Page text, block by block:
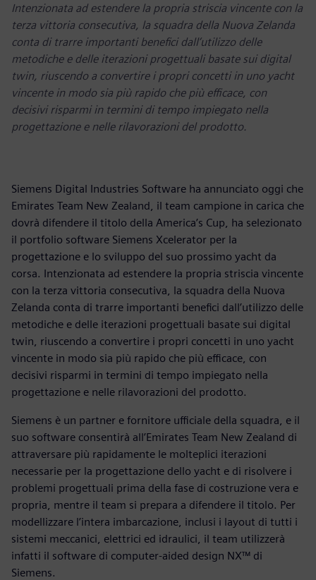
Intenzionata ad estendere la propria striscia vincente con la
terza vittoria consecutiva, la squadra della Nuova Zelanda
conta di trarre importanti benefici dall’utilizzo delle
metodiche e delle iterazioni progettuali basate sui digital
twin, riuscendo a convertire i propri concetti in uno yacht
vincente in modo sia più rapido che più efficace, con
decisivi risparmi in termini di tempo impiegato nella
progettazione e nelle rilavorazioni del prodotto.
Siemens Digital Industries Software ha annunciato oggi che
Emirates Team New Zealand, il team campione in carica che
dovrà difendere il titolo della America’s Cup, ha selezionato
il portfolio software Siemens Xcelerator per la
progettazione e lo sviluppo del suo prossimo yacht da
corsa. Intenzionata ad estendere la propria striscia vincente
con la terza vittoria consecutiva, la squadra della Nuova
Zelanda conta di trarre importanti benefici dall’utilizzo delle
metodiche e delle iterazioni progettuali basate sui digital
twin, riuscendo a convertire i propri concetti in uno yacht
vincente in modo sia più rapido che più efficace, con
decisivi risparmi in termini di tempo impiegato nella
progettazione e nelle rilavorazioni del prodotto.
Siemens è un partner e fornitore ufficiale della squadra, e il
suo software consentirà all’Emirates Team New Zealand di
attraversare più rapidamente le molteplici iterazioni
necessarie per la progettazione dello yacht e di risolvere i
problemi progettuali prima della fase di costruzione vera e
propria, mentre il team si prepara a difendere il titolo. Per
modellizzare l’intera imbarcazione, inclusi i layout di tutti i
sistemi meccanici, elettrici ed idraulici, il team utilizzerà
infatti il software di computer-aided design NX™ di
Siemens.